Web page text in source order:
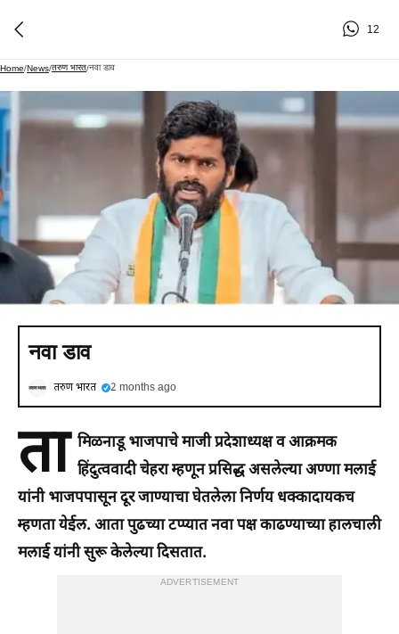
12
Home/News/तरुण भारत/नवा डाव
नवा डाव
तरुण भारत 2 months ago
ता मिळनाडू भाजपाचे माजी प्रदेशाध्यक्ष व आक्रमक
हिंदुत्ववादी चेहरा म्हणून प्रसिद्ध असलेल्या अण्णा मलाई
यांनी भाजपपासून दूर जाण्याचा घेतलेला निर्णय धक्कादायकच
म्हणता येईल. आता पुढच्या टप्प्यात नवा पक्ष काढण्याच्या हालचाली
मलाई यांनी सुरू केलेल्या दिसतात.
ADVERTISEMENT